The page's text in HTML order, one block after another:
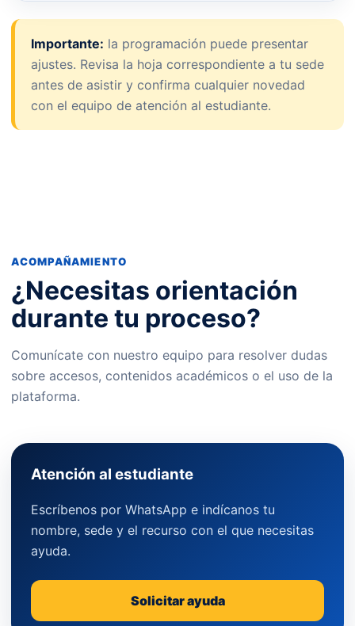
Importante: la programación puede presentar
ajustes. Revisa la hoja correspondiente a tu sede
antes de asistir y confirma cualquier novedad
con el equipo de atención al estudiante.
ACOMPAÑAMIENTO
¿Necesitas orientación
durante tu proceso?
Comunícate con nuestro equipo para resolver dudas
sobre accesos, contenidos académicos o el uso de la
plataforma.
Atención al estudiante
Escríbenos por WhatsApp e indícanos tu
nombre, sede y el recurso con el que necesitas
ayuda.
Solicitar ayuda